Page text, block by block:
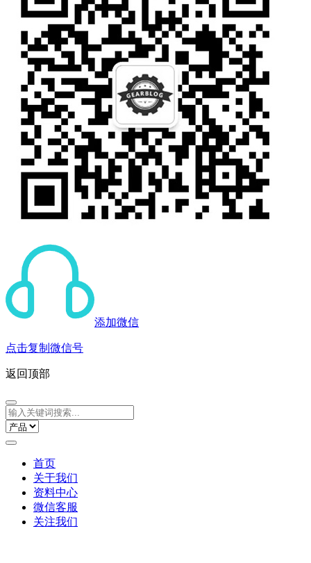
添加微信
点击复制微信号
返回顶部
首页
关于我们
资料中心
微信客服
关注我们